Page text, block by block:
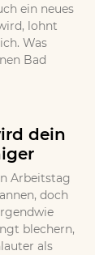
ein neues
lohnt
Was
Bad
dein
Arbeitstag
doch
blechern,
als